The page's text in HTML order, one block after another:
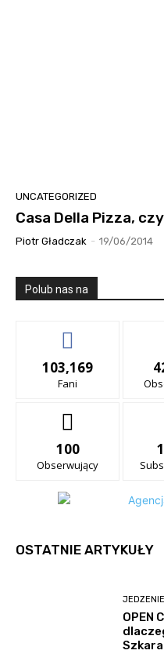
UNCATEGORIZED
Casa Della Pizza,
Piotr Gładczak - 19/06/2014
Polub nas na
103,169
Fani
100
Obserwujący
OSTATNIE ARTYKUŁY
JEDZENIE
OPEN